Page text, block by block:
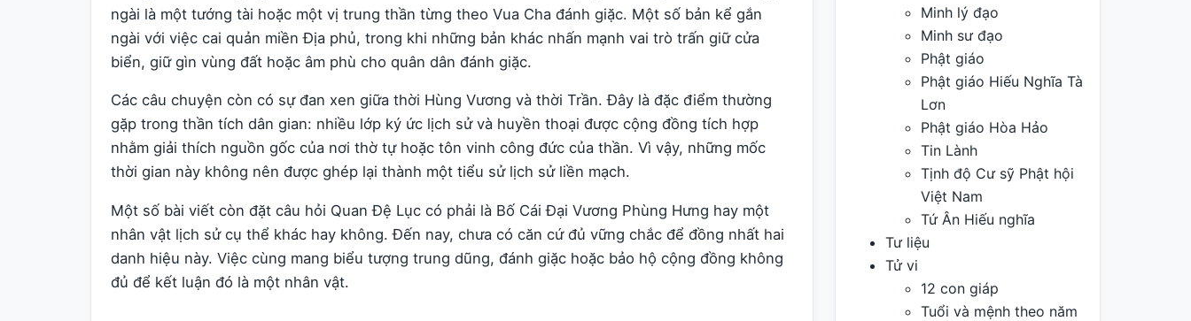
ngài là một tướng tài hoặc một vị trung thần từng theo Vua Cha đánh giặc. Một số bản kể gắn
ngài với việc cai quản miền Địa phủ, trong khi những bản khác nhấn mạnh vai trò trấn giữ cửa
biển, giữ gìn vùng đất hoặc âm phù cho quân dân đánh giặc.
Các câu chuyện còn có sự đan xen giữa thời Hùng Vương và thời Trần. Đây là đặc điểm thường
gặp trong thần tích dân gian: nhiều lớp ký ức lịch sử và huyền thoại được cộng đồng tích hợp
nhằm giải thích nguồn gốc của nơi thờ tự hoặc tôn vinh công đức của thần. Vì vậy, những mốc
thời gian này không nên được ghép lại thành một tiểu sử lịch sử liền mạch.
Một số bài viết còn đặt câu hỏi Quan Đệ Lục có phải là Bố Cái Đại Vương Phùng Hưng hay một
nhân vật lịch sử cụ thể khác hay không. Đến nay, chưa có căn cứ đủ vững chắc để đồng nhất hai
danh hiệu này. Việc cùng mang biểu tượng trung dũng, đánh giặc hoặc bảo hộ cộng đồng không
đủ để kết luận đó là một nhân vật.
Minh lý đạo
Minh sư đạo
Phật giáo
Phật giáo Hiếu Nghĩa Tà
Lơn
Phật giáo Hòa Hảo
Tin Lành
Tịnh độ Cư sỹ Phật hội
Việt Nam
Tứ Ân Hiếu nghĩa
Tư liệu
Tử vi
12 con giáp
Tuổi và mệnh theo năm